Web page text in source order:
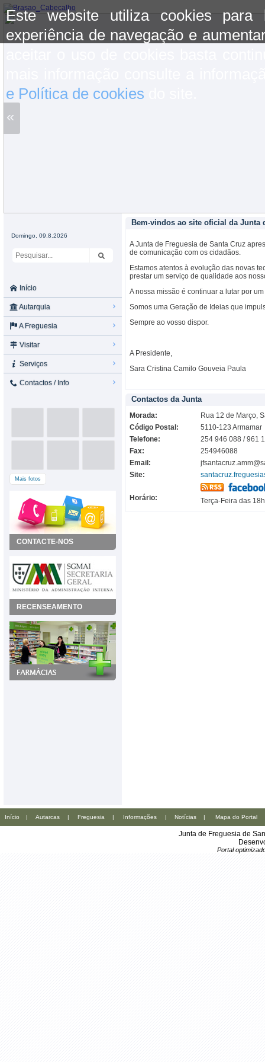
Este website utiliza cookies para
experiência de navegação e
e Política de cookies
«
Domingo, 09.8.2026
Início
Autarquia
A Freguesia
Visitar
Serviços
Contactos / Info
Mais fotos
CONTACTE-NOS
RECENSEAMENTO
Bem-vindos ao site oficial da Junta
A Junta de Freguesia de Santa Cruz
de comunicação com os cidadãos.
Estamos atentos à evolução das novas
prestar um serviço de qualidade aos
A nossa missão é continuar a lutar por
Somos uma Geração de Ideias que
Sempre ao vosso dispor.
A Presidente,
Sara Cristina Camilo Gouveia Paula
Contactos da Junta
Morada:
Rua 12 de Março,
Código Postal:
5110-123 Armamar
Telefone:
254 946 088 / 961
Fax:
254946088
Email:
Site:
Horário: Terça-Feira das
Início | Autarcas | Freguesia | Informações | Notícias | Mapa do Portal
Junta de Freguesia de
Portal